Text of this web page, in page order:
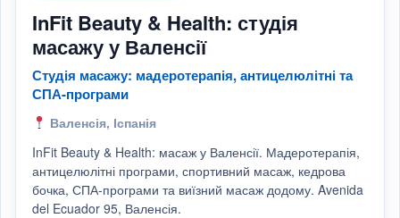
InFit Beauty & Health: студія
масажу у Валенсії
Студія масажу: мадеротерапія, антицелюлітні та
СПА-програми
Валенсія, Іспанія
InFit Beauty & Health: масаж у Валенсії. Мадеротерапія,
антицелюлітні програми, спортивний масаж, кедрова
бочка, СПА-програми та виїзний масаж додому. Avenida
del Ecuador 95, Валенсія.